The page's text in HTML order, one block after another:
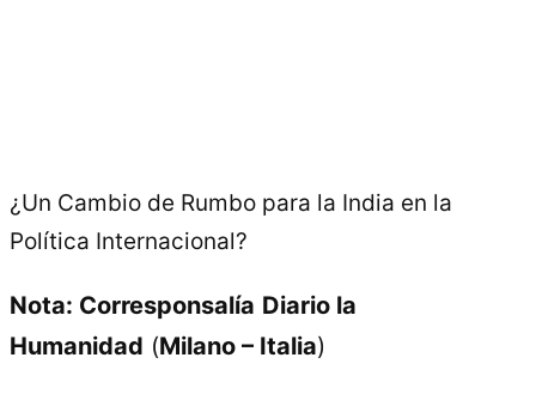
¿Un Cambio de Rumbo para la India en la
Política Internacional?
Nota: Corresponsalía Diario la
Humanidad (Milano – Italia)